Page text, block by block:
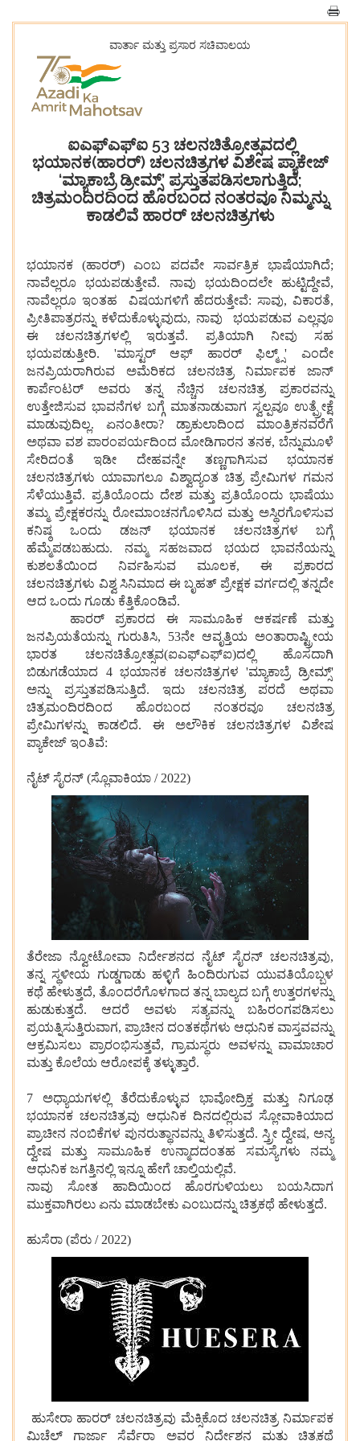
ವಾರ್ತಾ ಮತ್ತು ಪ್ರಸಾರ ಸಚಿವಾಲಯ
ಐಎಫ್ಎಫ್ಐ 53 ಚಲನಚಿತ್ರೋತ್ಸವದಲ್ಲಿ
ಭಯಾನಕ(ಹಾರರ್) ಚಲನಚಿತ್ರಗಳ ವಿಶೇಷ ಪ್ಯಾಕೇಜ್
‘ಮ್ಯಾಕಾಬ್ರೆ ಡ್ರೀಮ್ಸ್’ ಪ್ರಸ್ತುತಪಡಿಸಲಾಗುತ್ತಿದೆ;
ಚಿತ್ರಮಂದಿರದಿಂದ ಹೊರಬಂದ ನಂತರವೂ ನಿಮ್ಮನ್ನು
ಕಾಡಲಿವೆ ಹಾರರ್ ಚಲನಚಿತ್ರಗಳು
ಭಯಾನಕ (ಹಾರರ್) ಎಂಬ ಪದವೇ ಸಾರ್ವತ್ರಿಕ ಭಾಷೆಯಾಗಿದೆ;
ನಾವೆಲ್ಲರೂ ಭಯಪಡುತ್ತೇವೆ. ನಾವು ಭಯದಿಂದಲೇ ಹುಟ್ಟಿದ್ದೇವೆ,
ನಾವೆಲ್ಲರೂ ಇಂತಹ ವಿಷಯಗಳಿಗೆ ಹೆದರುತ್ತೇವೆ: ಸಾವು, ವಿಕಾರತೆ,
ಪ್ರೀತಿಪಾತ್ರರನ್ನು ಕಳೆದುಕೊಳ್ಳುವುದು, ನಾವು ಭಯಪಡುವ ಎಲ್ಲವೂ
ಈ ಚಲನಚಿತ್ರಗಳಲ್ಲಿ ಇರುತ್ತವೆ. ಪ್ರತಿಯಾಗಿ ನೀವು ಸಹ
ಭಯಪಡುತ್ತೀರಿ. 'ಮಾಸ್ಟರ್ ಆಫ್ ಹಾರರ್ ಫಿಲ್ಮ್ಸ್' ಎಂದೇ
ಜನಪ್ರಿಯರಾಗಿರುವ ಅಮೆರಿಕದ ಚಲನಚಿತ್ರ ನಿರ್ಮಾಪಕ ಜಾನ್
ಕಾರ್ಪೆಂಟರ್ ಅವರು ತನ್ನ ನೆಚ್ಚಿನ ಚಲನಚಿತ್ರ ಪ್ರಕಾರವನ್ನು
ಉತ್ತೇಜಿಸುವ ಭಾವನೆಗಳ ಬಗ್ಗೆ ಮಾತನಾಡುವಾಗ ಸ್ವಲ್ಪವೂ ಉತ್ಪ್ರೇಕ್ಷೆ
ಮಾಡುವುದಿಲ್ಲ. ಏನಂತೀರಾ? ಡ್ರಾಕುಲಾದಿಂದ ಮಾಂತ್ರಿಕನವರೆಗೆ
ಅಥವಾ ವಶ ಪಾರಂಪರ್ಯದಿಂದ ಮೋಡಿಗಾರನ ತನಕ, ಬೆನ್ನುಮೂಳೆ
ಸೇರಿದಂತೆ ಇಡೀ ದೇಹವನ್ನೇ ತಣ್ಣಗಾಗಿಸುವ ಭಯಾನಕ
ಚಲನಚಿತ್ರಗಳು ಯಾವಾಗಲೂ ವಿಶ್ವಾದ್ಯಂತ ಚಿತ್ರ ಪ್ರೇಮಿಗಳ ಗಮನ
ಸೆಳೆಯುತ್ತಿವೆ. ಪ್ರತಿಯೊಂದು ದೇಶ ಮತ್ತು ಪ್ರತಿಯೊಂದು ಭಾಷೆಯು
ತಮ್ಮ ಪ್ರೇಕ್ಷಕರನ್ನು ರೋಮಾಂಚನಗೊಳಿಸಿದ ಮತ್ತು ಅಸ್ಥಿರಗೊಳಿಸುವ
ಕನಿಷ್ಠ ಒಂದು ಡಜನ್ ಭಯಾನಕ ಚಲನಚಿತ್ರಗಳ ಬಗ್ಗೆ
ಹೆಮ್ಮೆಪಡಬಹುದು. ನಮ್ಮ ಸಹಜವಾದ ಭಯದ ಭಾವನೆಯನ್ನು
ಕುಶಲತೆಯಿಂದ ನಿರ್ವಹಿಸುವ ಮೂಲಕ, ಈ ಪ್ರಕಾರದ
ಚಲನಚಿತ್ರಗಳು ವಿಶ್ವ ಸಿನಿಮಾದ ಈ ಬೃಹತ್ ಪ್ರೇಕ್ಷಕ ವರ್ಗದಲ್ಲಿ ತನ್ನದೇ
ಆದ ಒಂದು ಗೂಡು ಕೆತ್ತಿಕೊಂಡಿವೆ.
ಹಾರರ್ ಪ್ರಕಾರದ ಈ ಸಾಮೂಹಿಕ ಆಕರ್ಷಣೆ ಮತ್ತು
ಜನಪ್ರಿಯತೆಯನ್ನು ಗುರುತಿಸಿ, 53ನೇ ಆವೃತ್ತಿಯ ಅಂತಾರಾಷ್ಟ್ರೀಯ
ಭಾರತ ಚಲನಚಿತ್ರೋತ್ಸವ(ಐಎಫ್ಎಫ್ಐ)ದಲ್ಲಿ ಹೊಸದಾಗಿ
ಬಿಡುಗಡೆಯಾದ 4 ಭಯಾನಕ ಚಲನಚಿತ್ರಗಳ 'ಮ್ಯಾಕಾಬ್ರೆ ಡ್ರೀಮ್ಸ್'
ಅನ್ನು ಪ್ರಸ್ತುತಪಡಿಸುತ್ತಿದೆ. ಇದು ಚಲನಚಿತ್ರ ಪರದೆ ಅಥವಾ
ಚಿತ್ರಮಂದಿರದಿಂದ ಹೊರಬಂದ ನಂತರವೂ ಚಲನಚಿತ್ರ
ಪ್ರೇಮಿಗಳನ್ನು ಕಾಡಲಿದೆ. ಈ ಅಲೌಕಿಕ ಚಲನಚಿತ್ರಗಳ ವಿಶೇಷ
ಪ್ಯಾಕೇಜ್‌ ಇಂತಿವೆ:
ನೈಟ್ ಸೈರನ್ (ಸ್ಲೊವಾಕಿಯಾ / 2022)
ತೆರೇಜಾ ನ್ವೋಟೋವಾ ನಿರ್ದೇಶನದ ನೈಟ್ ಸೈರನ್ ಚಲನಚಿತ್ರವು,
ತನ್ನ ಸ್ಥಳೀಯ ಗುಡ್ಡಗಾಡು ಹಳ್ಳಿಗೆ ಹಿಂದಿರುಗುವ ಯುವತಿಯೊಬ್ಬಳ
ಕಥೆ ಹೇಳುತ್ತದೆ, ತೊಂದರೆಗೊಳಗಾದ ತನ್ನ ಬಾಲ್ಯದ ಬಗ್ಗೆ ಉತ್ತರಗಳನ್ನು
ಹುಡುಕುತ್ತದೆ. ಆದರೆ ಅವಳು ಸತ್ಯವನ್ನು ಬಹಿರಂಗಪಡಿಸಲು
ಪ್ರಯತ್ನಿಸುತ್ತಿರುವಾಗ, ಪ್ರಾಚೀನ ದಂತಕಥೆಗಳು ಆಧುನಿಕ ವಾಸ್ತವವನ್ನು
ಆಕ್ರಮಿಸಲು ಪ್ರಾರಂಭಿಸುತ್ತವೆ, ಗ್ರಾಮಸ್ಥರು ಅವಳನ್ನು ವಾಮಾಚಾರ
ಮತ್ತು ಕೊಲೆಯ ಆರೋಪಕ್ಕೆ ತಳ್ಳುತ್ತಾರೆ.
7 ಅಧ್ಯಾಯಗಳಲ್ಲಿ ತೆರೆದುಕೊಳ್ಳುವ ಭಾವೋದ್ರಿಕ್ತ ಮತ್ತು ನಿಗೂಢ
ಭಯಾನಕ ಚಲನಚಿತ್ರವು ಆಧುನಿಕ ದಿನದಲ್ಲಿರುವ ಸ್ಲೋವಾಕಿಯಾದ
ಪ್ರಾಚೀನ ನಂಬಿಕೆಗಳ ಪುನರುತ್ಥಾನವನ್ನು ತಿಳಿಸುತ್ತದೆ. ಸ್ತ್ರೀ ದ್ವೇಷ, ಅನ್ಯ
ದ್ವೇಷ ಮತ್ತು ಸಾಮೂಹಿಕ ಉನ್ಮಾದದಂತಹ ಸಮಸ್ಯೆಗಳು ನಮ್ಮ
ಆಧುನಿಕ ಜಗತ್ತಿನಲ್ಲಿ ಇನ್ನೂ ಹೇಗೆ ಚಾಲ್ತಿಯಲ್ಲಿವೆ.
ನಾವು ಸೋತ ಹಾದಿಯಿಂದ ಹೊರಗುಳಿಯಲು ಬಯಸಿದಾಗ
ಮುಕ್ತವಾಗಿರಲು ಏನು ಮಾಡಬೇಕು ಎಂಬುದನ್ನು ಚಿತ್ರಕಥೆ ಹೇಳುತ್ತದೆ.
ಹುಸೆರಾ (ಪೆರು / 2022)
ಹುಸೇರಾ ಹಾರರ್ ಚಲನಚಿತ್ರವು ಮೆಕ್ಸಿಕೊದ ಚಲನಚಿತ್ರ ನಿರ್ಮಾಪಕ
ಮಿಚೆಲ್ ಗಾರ್ಜಾ ಸೆರ್ವೆರಾ ಅವರ ನಿರ್ದೇಶನ ಮತ್ತು ಚಿತ್ರಕಥೆ